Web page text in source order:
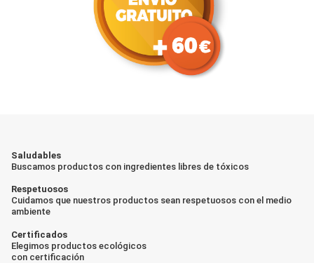
Saludables
Buscamos productos con ingredientes libres de tóxicos
Respetuosos
Cuidamos que nuestros productos sean respetuosos con el medio
ambiente
Certificados
Elegimos productos ecológicos
con certificación